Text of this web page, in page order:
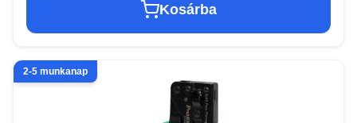
Kosárba
2-5 munkanap